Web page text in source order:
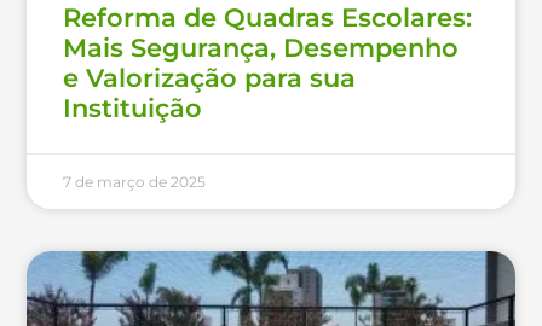
Reforma de Quadras Escolares:
Mais Segurança, Desempenho
e Valorização para sua
Instituição
7 de março de 2025